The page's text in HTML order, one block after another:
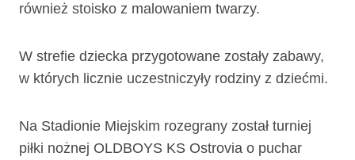
również stoisko z malowaniem twarzy.
W strefie dziecka przygotowane zostały zabawy,
w których licznie uczestniczyły rodziny z dziećmi.
Na Stadionie Miejskim rozegrany został turniej
piłki nożnej OLDBOYS KS Ostrovia o puchar